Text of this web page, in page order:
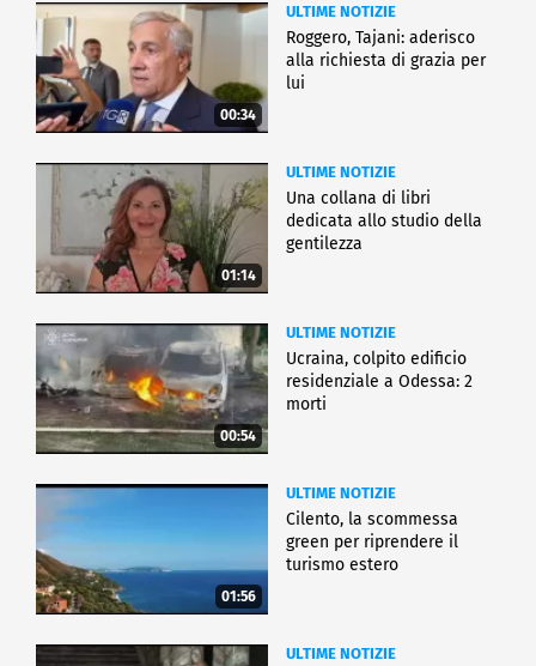
00:34
ULTIME NOTIZIE
Roggero, Tajani: aderisco
alla richiesta di grazia per
lui
01:14
ULTIME NOTIZIE
Una collana di libri
dedicata allo studio della
gentilezza
00:54
ULTIME NOTIZIE
Ucraina, colpito edificio
residenziale a Odessa: 2
morti
01:56
ULTIME NOTIZIE
Cilento, la scommessa
green per riprendere il
turismo estero
ULTIME NOTIZIE